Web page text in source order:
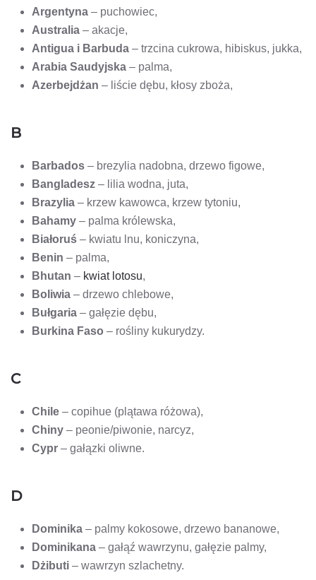
Argentyna – puchowiec,
Australia – akacje,
Antigua i Barbuda – trzcina cukrowa, hibiskus, jukka,
Arabia Saudyjska – palma,
Azerbejdżan – liście dębu, kłosy zboża,
B
Barbados – brezylia nadobna, drzewo figowe,
Bangladesz – lilia wodna, juta,
Brazylia – krzew kawowca, krzew tytoniu,
Bahamy – palma królewska,
Białoruś – kwiatu lnu, koniczyna,
Benin – palma,
Bhutan – kwiat lotosu,
Boliwia – drzewo chlebowe,
Bułgaria – gałęzie dębu,
Burkina Faso – rośliny kukurydzy.
C
Chile – copihue (plątawa różowa),
Chiny – peonie/piwonie, narcyz,
Cypr – gałązki oliwne.
D
Dominika – palmy kokosowe, drzewo bananowe,
Dominikana – gałąź wawrzynu, gałęzie palmy,
Dżibuti – wawrzyn szlachetny.